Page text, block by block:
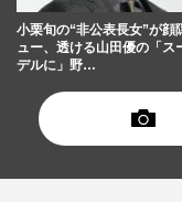
小栗旬の“非公表長女”が顔
ュー、透ける山田優の「ス
デルに」野…